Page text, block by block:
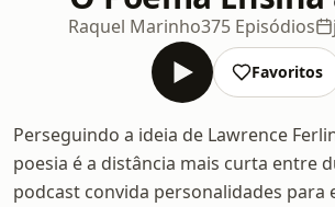
Raquel Marinho375 Episódios
Favoritos
Perseguindo a ideia de Lawrence
poesia é a distância mais curta entre
podcast convida personalidades para